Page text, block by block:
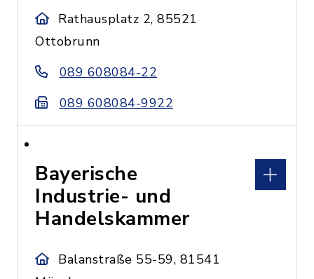
Rathausplatz 2, 85521
Ottobrunn
089 608084-22
089 608084-9922
Bayerische
Industrie- und
Handelskammer
Balanstraße 55-59, 81541